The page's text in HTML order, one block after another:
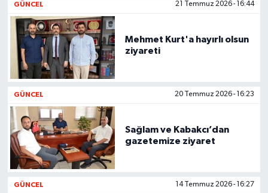
GÜNCEL 21 Temmuz 2026 - 16:44
Mehmet Kurt'a hayırlı olsun
ziyareti
GÜNCEL 20 Temmuz 2026 - 16:23
Sağlam ve Kabakcı’dan
gazetemize ziyaret
GÜNCEL 14 Temmuz 2026 - 16:27